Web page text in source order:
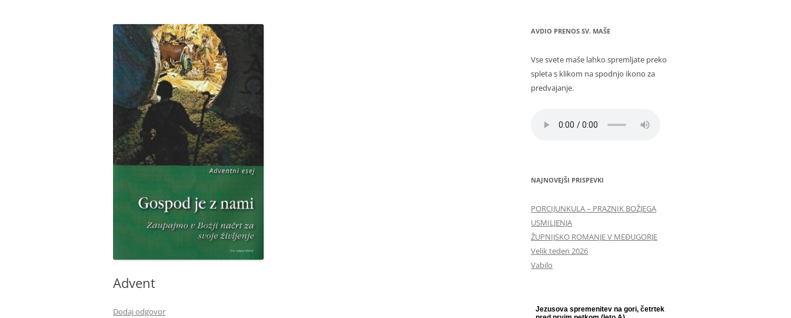
MINISTRANTI
ODRASLI SKAVTI – CELJSKE
ZVERINICE
ŽUPNIJSKI GOSPODARSKI SVET
FRANČIŠKOVI OTROCI
MOŽJE SVETEGA JOŽEFA
Advent
Dodaj odgovor
AVDIO PRENOS SV. MAŠE
Vse svete maše lahko spremljate preko
spleta s klikom na spodnjo ikono za
predvajanje.
NAJNOVEJŠI PRISPEVKI
PORCIJUNKULA – PRAZNIK BOŽJEGA
USMILJENJA
ŽUPNIJSKO ROMANJE V MEĐUGORJE
Velik teden 2026
Vabilo